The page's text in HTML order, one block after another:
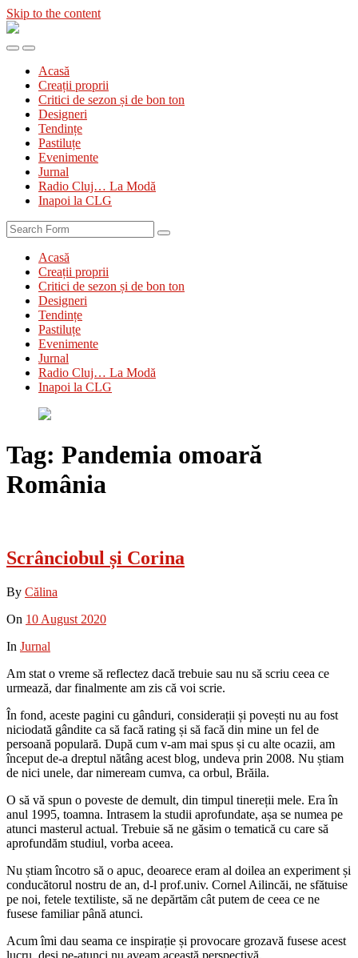
Skip to the content
Diva
Toggle
mobile
menu
Toggle
the
search
field
Acasă
Creații proprii
Critici de sezon și de bon ton
Designeri
Tendințe
Pastiluțe
Evenimente
Jurnal
Radio Cluj… La Modă
Inapoi la CLG
Search
Acasă
Creații proprii
Critici de sezon și de bon ton
Designeri
Tendințe
Pastiluțe
Evenimente
Jurnal
Radio Cluj… La Modă
Inapoi la CLG
Tag: Pandemia omoară
România
Scrânciobul și Corina
By Călina
On 10 August 2020
In Jurnal
Am stat o vreme să reflectez dacă trebuie sau nu să scriu ceea ce
urmează, dar finalmente am zis că voi scrie.
În fond, aceste pagini cu gânduri, considerații și povești nu au fost
niciodată gândite ca să facă rating și să facă din mine un fel de
persoană populară. După cum v-am mai spus și cu alte ocazii, am
început de-a dreptul nătâng acest blog, undeva prin 2008. Nu știam
de nici unele, dar nimeream cumva, ca orbul, Brăila.
O să vă spun o poveste de demult, din timpul tinereții mele. Era în
anul 1995, toamna. Intrasem la studii aprofundate, așa se numea pe
atunci masterul actual. Trebuie să ne găsim o tematică cu care să
aprofundăm studiul, vorba aceea.
Nu știam încotro să o apuc, deoarece eram al doilea an experiment și
conducătorul nostru de an, d-l prof.univ. Cornel Ailincăi, ne sfătuise
pe noi, fetele textiliste, să ne depărtăm cât putem de ceea ce ne
fusese familiar până atunci.
Acum îmi dau seama ce inspirație și provocare grozavă fusese acest
lucru, deși pe-atunci nu aveam această perspectivă.